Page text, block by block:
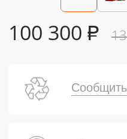
100 300 ₽